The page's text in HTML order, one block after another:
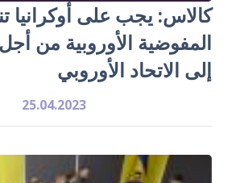
كالاس: يجب على أوكرانيا
المفوضية الأوروبية من
إلى الاتحاد الأوروبي
25.04.2023